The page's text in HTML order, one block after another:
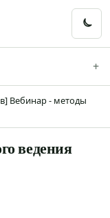
Вебинар - методы
ведения